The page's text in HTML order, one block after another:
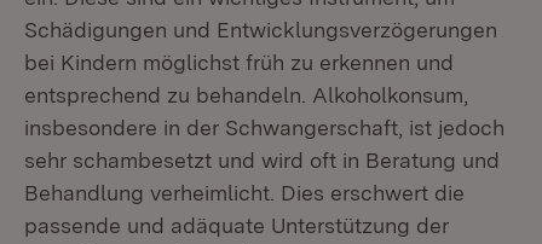
Schädigungen und Entwicklungsverzögerungen
bei Kindern möglichst früh zu erkennen und
entsprechend zu behandeln. Alkoholkonsum,
insbesondere in der Schwangerschaft, ist jedoch
sehr schambesetzt und wird oft in Beratung und
Behandlung verheimlicht. Dies erschwert die
passende und adäquate Unterstützung der